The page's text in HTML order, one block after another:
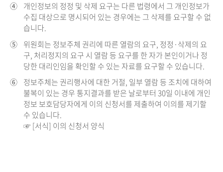
④ 개인정보의 정정 및 삭제 요구는 다른 법령에서 그 개인정보가
수집 대상으로 명시되어 있는 경우에는 그 삭제를 요구할 수 없
습니다.
⑤ 위원회는 정보주체 권리에 따른 열람의 요구, 정정·삭제의 요
구, 처리정지의 요구 시 열람 등 요구를 한 자가 본인이거나 정
당한 대리인임을 확인할 수 있는 자료를 요구할 수 있습니다.
⑥ 정보주체는 권리행사에 대한 거절, 일부 열람 등 조치에 대하여
불복이 있는 경우 통지결과를 받은 날로부터 30일 이내에 개인
정보 보호담당자에게 이의 신청서를 제출하여 이의를 제기할
수 있습니다.
☞ [서식] 이의 신청서 양식